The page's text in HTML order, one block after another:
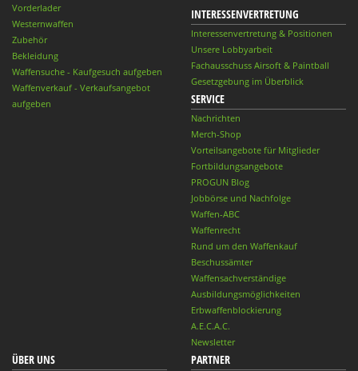
Vorderlader
Westernwaffen
Zubehör
Bekleidung
Waffensuche - Kaufgesuch aufgeben
Waffenverkauf - Verkaufsangebot
aufgeben
INTERESSENVERTRETUNG
Interessenvertretung & Positionen
Unsere Lobbyarbeit
Fachausschuss Airsoft & Paintball
Gesetzgebung im Überblick
SERVICE
Nachrichten
Merch-Shop
Vorteilsangebote für Mitglieder
Fortbildungsangebote
PROGUN Blog
Jobbörse und Nachfolge
Waffen-ABC
Waffenrecht
Rund um den Waffenkauf
Beschussämter
Waffensachverständige
Ausbildungsmöglichkeiten
Erbwaffenblockierung
A.E.C.A.C.
Newsletter
ÜBER UNS PARTNER